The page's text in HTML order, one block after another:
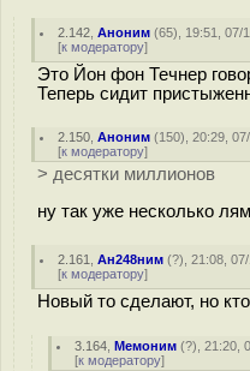
2.142 ,Аноним (65), 19:51, 07/
[к модератору]
Это Йон фон Течнер
Теперь сидит
2.150 ,Аноним (150), 20:29,
[к модератору]
> десятки миллионов
ну так уже несколько
2.161 ,Ан248ним (?), 21:08,
[к модератору]
Новый то сделают, но
3.164 ,Мемоним (?), 21:20,
[к модератору]